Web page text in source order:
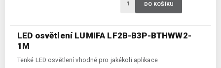
LED osvětlení LUMIFA LF2B-B3P-BTHWW2-
1M
Tenké LED osvětlení vhodné pro jakékoli aplikace
DO KOŠÍKU